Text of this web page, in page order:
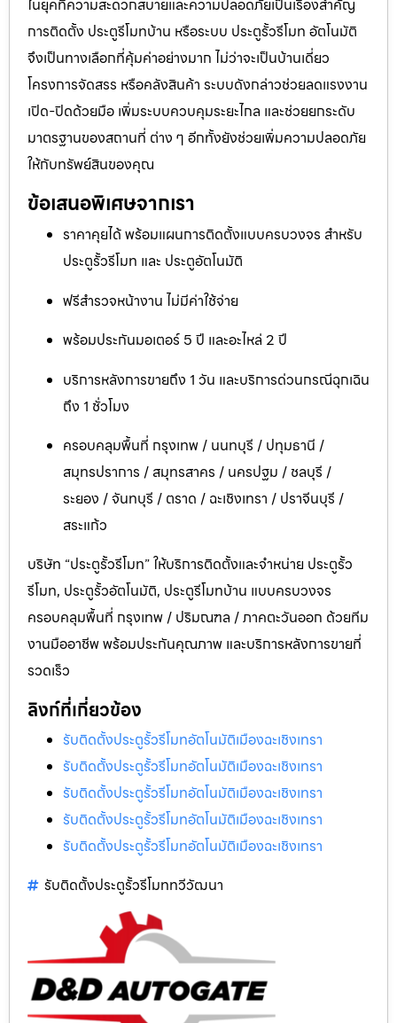
ในยุคที่ความสะดวกสบายและความปลอดภัยเป็นเรื่องสำคัญ
การติดตั้ง ประตูรีโมทบ้าน หรือระบบ ประตูรั้วรีโมท อัตโนมัติ
จึงเป็นทางเลือกที่คุ้มค่าอย่างมาก ไม่ว่าจะเป็นบ้านเดี่ยว
โครงการจัดสรร หรือคลังสินค้า ระบบดังกล่าวช่วยลดแรงงาน
เปิด-ปิดด้วยมือ เพิ่มระบบควบคุมระยะไกล และช่วยยกระดับ
มาตรฐานของสถานที่ ต่าง ๆ อีกทั้งยังช่วยเพิ่มความปลอดภัย
ให้กับทรัพย์สินของคุณ
ข้อเสนอพิเศษจากเรา
ราคาคุยได้ พร้อมแผนการติดตั้งแบบครบวงจร สำหรับ
ประตูรั้วรีโมท และ ประตูอัตโนมัติ
ฟรีสำรวจหน้างาน ไม่มีค่าใช้จ่าย
พร้อมประกันมอเตอร์ 5 ปี และอะไหล่ 2 ปี
บริการหลังการขายถึง 1 วัน และบริการด่วนกรณีฉุกเฉิน
ถึง 1 ชั่วโมง
ครอบคลุมพื้นที่ กรุงเทพ / นนทบุรี / ปทุมธานี /
สมุทรปราการ / สมุทรสาคร / นครปฐม / ชลบุรี /
ระยอง / จันทบุรี / ตราด / ฉะเชิงเทรา / ปราจีนบุรี /
สระแก้ว
บริษัท “ประตูรั้วรีโมท” ให้บริการติดตั้งและจำหน่าย ประตูรั้ว
รีโมท, ประตูรั้วอัตโนมัติ, ประตูรีโมทบ้าน แบบครบวงจร
ครอบคลุมพื้นที่ กรุงเทพ / ปริมณฑล / ภาคตะวันออก ด้วยทีม
งานมืออาชีพ พร้อมประกันคุณภาพ และบริการหลังการขายที่
รวดเร็ว
ลิงก์ที่เกี่ยวข้อง
รับติดตั้งประตูรั้วรีโมทอัตโนมัติเมืองฉะเชิงเทรา
รับติดตั้งประตูรั้วรีโมทอัตโนมัติเมืองฉะเชิงเทรา
รับติดตั้งประตูรั้วรีโมทอัตโนมัติเมืองฉะเชิงเทรา
รับติดตั้งประตูรั้วรีโมทอัตโนมัติเมืองฉะเชิงเทรา
รับติดตั้งประตูรั้วรีโมทอัตโนมัติเมืองฉะเชิงเทรา
รับติดตั้งประตูรั้วรีโมททวีวัฒนา